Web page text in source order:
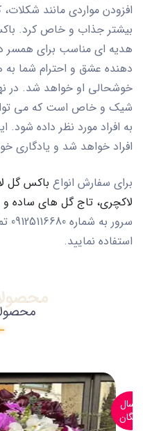
افزودن مواردی مانند
بیشتر جذاب و خاص کرد.
هدیه ای مناسب برای همسر
دهنده عشق و احترام شما
خوشحالی او خواهد شد. در
شیک و خاص است که می
به افراد مورد نظر داده
افراد خواهد شد و یادگاری
برای سفارش انواع باکس گل
لاکچری، تاج گل های ساده و
استفاده نمایید.
ارسال
رایگان